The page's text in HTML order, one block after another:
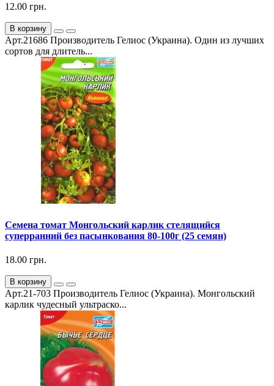
12.00 грн.
В корзину
Арт.21686 Производитель Гелиос (Украина). Один из лучших
сортов для длитель...
Семена томат Монгольский карлик стелящийся
суперранний без пасынкования 80-100г (25 семян)
18.00 грн.
В корзину
Арт.21-703 Производитель Гелиос (Украина). Монгольский
карлик чудесный ультраско...